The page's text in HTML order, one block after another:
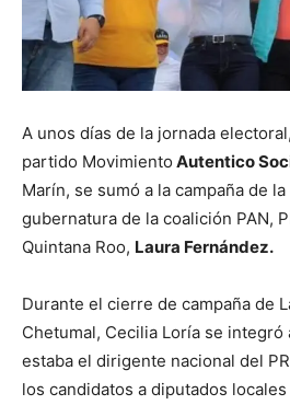
A unos días de la jornada
partido Movimiento Autentico
Marín, se sumó a la campaña de
gubernatura de la coalición PAN,
Quintana Roo, Laura Fernández.
Durante el cierre de campaña de
Chetumal, Cecilia Loría se integró
estaba el dirigente nacional del
los candidatos a diputados